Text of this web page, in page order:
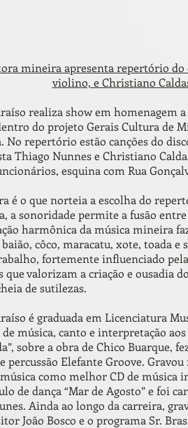
mineira apresenta repertório do
violino, e Christiano
realiza show em homenagem
do projeto Gerais Cultura de
No repertório estão canções do
Thiago Nunnes e Christiano
esquina com Rua
é o que norteia a escolha do
a sonoridade permite a fusão
harmônica da música mineira
côco, maracatu, xote, toada
fortemente influenciado
que valorizam a criação e ousadia
de sutilezas.
é graduada em Licenciatura
de música, canto e interpretação
sobre a obra de Chico Buarque,
percussão Elefante Groove.
como melhor CD de
de dança “Mar de Agosto” e foi
Ainda ao longo da carreira,
João Bosco e o programa Sr.